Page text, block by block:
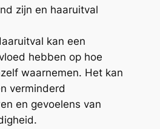
zijn en haaruitval
kan een
hebben op hoe
waarnemen. Het kan
verminderd
en gevoelens van